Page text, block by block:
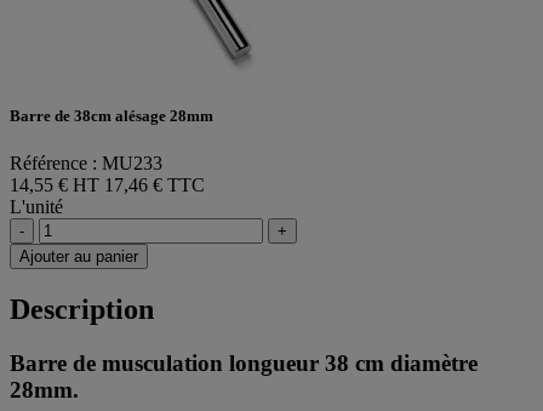
Barre de 38cm alésage 28mm
Référence : MU233
14,55 € HT 17,46 € TTC
L'unité
-
+
Ajouter au panier
Description
Barre de musculation longueur 38 cm diamètre
28mm.